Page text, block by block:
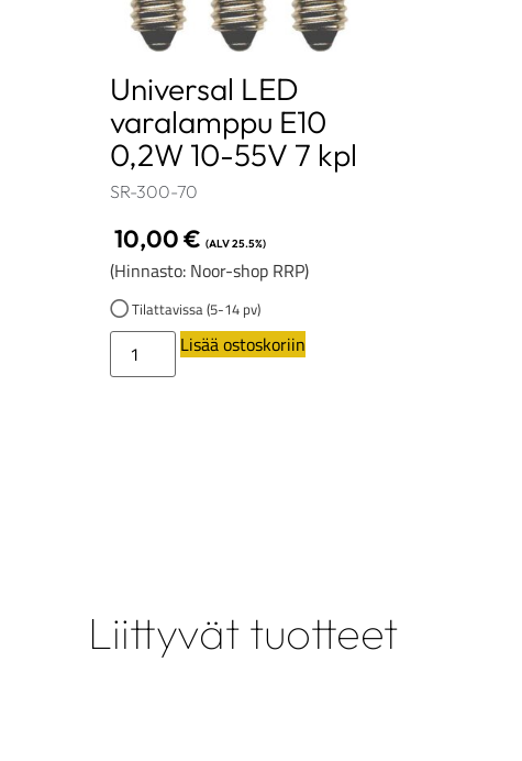
Universal LED
varalamppu E10
0,2W 10-55V 7 kpl
SR-300-70
10,00€ (ALV 25.5%)
(Hinnasto: Noor-shop RRP)
Tilattavissa (5-14 pv)
Lisää ostoskoriin
Liittyvät tuotteet